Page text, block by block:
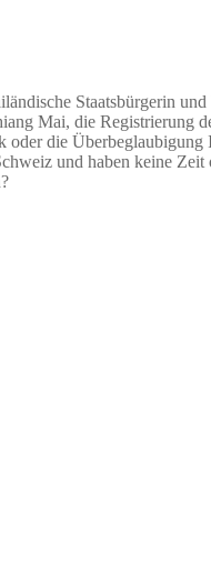
Staatsbürgerin
Mai, die Registrierung
oder die Überbeglaubigung
und haben keine Zeit